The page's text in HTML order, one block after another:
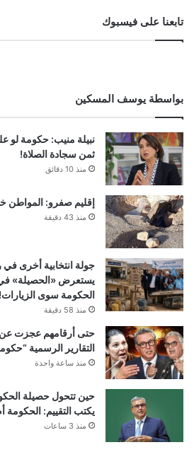
تابعنا على فيسبوك
بواسطة يوسف المسكين
نبيلة منيب: حكومة لو
ثمن سجادة الصلاة!
منذ 10 دقائق
إقليم صفرو: المواطن
منذ 43 دقيقة
جولة انتخابية أخرى
يستعرض «الحصيلة»
الحكومة سوى الزيارات!
منذ 58 دقيقة
حتى أرقامهم عجزت
التقارير الرسمية
منذ ساعة واحدة
حين تتحول حصيلة
يكتب التقييم: الحكومة
منذ 3 ساعات